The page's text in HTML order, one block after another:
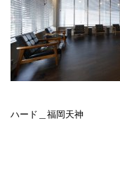
ハード＿福岡天神